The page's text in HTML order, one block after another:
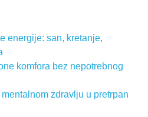
energije: san, kretanje,
komfora bez nepotrebnog
zdravlju u pretrpan